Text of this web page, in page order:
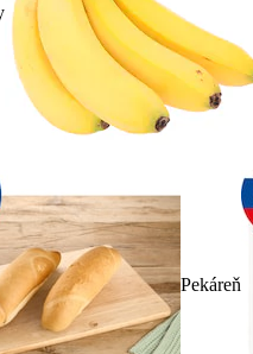
Pekáreň